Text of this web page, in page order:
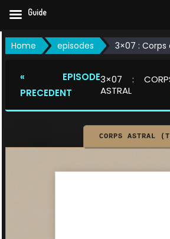
Skip
to Home episodes 3×07 : Corps
« EPISODE
PRECEDENT
3×07 :
ASTRAL
CORPS ASTRAL
Guide